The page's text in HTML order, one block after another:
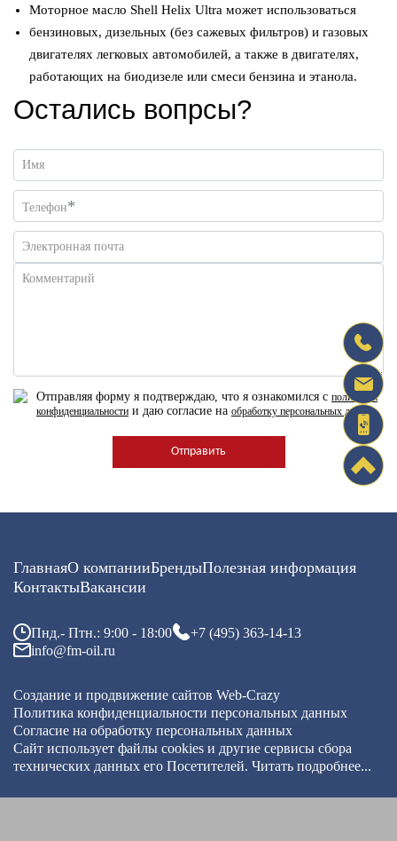
Моторное масло Shell Helix Ultra может использоваться
бензиновых, дизельных (без сажевых фильтров) и газовых
двигателях легковых автомобилей, а также в двигателях,
работающих на биодизеле или смеси бензина и этанола.
Остались вопрсы?
Имя
Телефон*
Электронная почта
Комментарий
Отправляя форму я подтверждаю, что я ознакомился с политикой
конфиденциальности и даю согласие на обработку персональных данных
ГлавнаяО компанииБрендыПолезная информация
КонтактыВакансии
Пнд.- Птн.: 9:00 - 18:00
+7 (495) 363-14-13
info@fm-oil.ru
Создание и продвижение сайтов Web-Crazy
Политика конфиденциальности персональных данных
Согласие на обработку персональных данных
Сайт использует файлы cookies и другие сервисы сбора
технических данных его Посетителей. Читать подробнее...